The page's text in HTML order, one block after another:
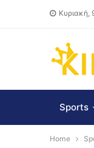
Κυριακή,
Sports
Home